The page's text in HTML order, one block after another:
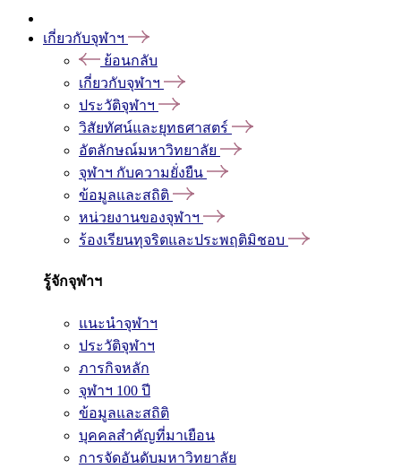
เกี่ยวกับจุฬาฯ
ย้อนกลับ
เกี่ยวกับจุฬาฯ
ประวัติจุฬาฯ
วิสัยทัศน์และยุทธศาสตร์
อัตลักษณ์มหาวิทยาลัย
จุฬาฯ กับความยั่งยืน
ข้อมูลและสถิติ
หน่วยงานของจุฬาฯ
ร้องเรียนทุจริตและประพฤติมิชอบ
รู้จักจุฬาฯ
แนะนำจุฬาฯ
ประวัติจุฬาฯ
ภารกิจหลัก
จุฬาฯ 100 ปี
ข้อมูลและสถิติ
บุคคลสำคัญที่มาเยือน
การจัดอันดับมหาวิทยาลัย